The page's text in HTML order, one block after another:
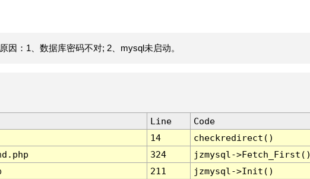
因：1、数据库密码不对; 2、mysql未启动。
Line
Code
14
checkredirect()
324
jzmysql-
211
jzmysql->Init()